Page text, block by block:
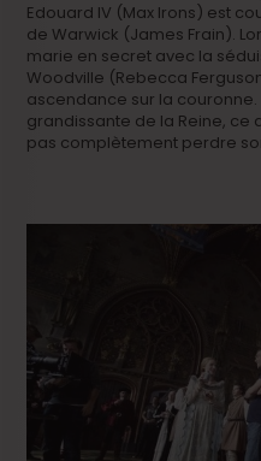
Edouard IV (Max Irons) est
de Warwick (James Frain).
marie en secret avec la
Woodville (Rebecca
ascendance sur la couronne.
grandissante de la Reine, ce
pas complètement perdre